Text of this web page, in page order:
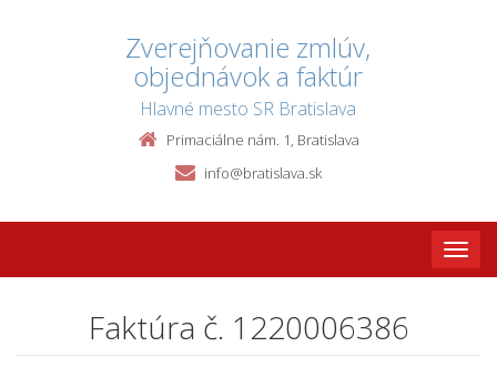
Zverejňovanie zmlúv,
objednávok a faktúr
Hlavné mesto SR Bratislava
Primaciálne nám. 1, Bratislava
info@bratislava.sk
Toggle
Faktúra č. 1220006386